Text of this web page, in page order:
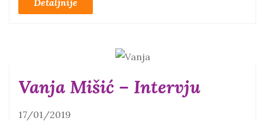
Detaljnije
Vanja Mišić – Intervju
17/01/2019